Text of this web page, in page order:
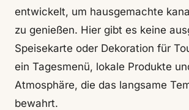
entwickelt, um hausgemachte
zu genießen. Hier gibt es keine
Speisekarte oder Dekoration für
ein Tagesmenü, lokale Produkte
Atmosphäre, die das langsame
bewahrt.